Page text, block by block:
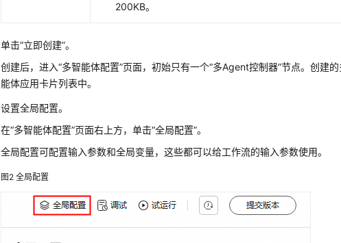
200KB。
单击“立即创建”。
创建后，进入“多智能体配置”页面，初始只有一个“多Agent控制器”节点。创建
能体应用卡片列表中。
设置全局配置。
在“多智能体配置”页面右上方，单击“全局配置”。
全局配置可配置输入参数和全局变量，这些都可以给工作流的输入参数使用。
图2全局配置